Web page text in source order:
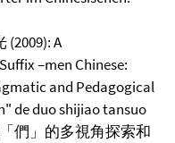
(2009): A
–men Chinese:
and Pedagogical
de duo shijiao tansuo
們」的多視角探索和